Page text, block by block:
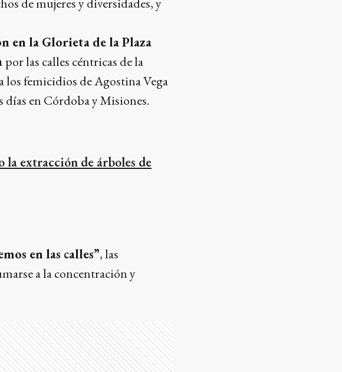
en la Glorieta de la Plaza
por las calles céntricas de la
los femicidios de Agostina Vega
en Córdoba y Misiones.
la extracción de árboles de
en las calles”, las
a la concentración y